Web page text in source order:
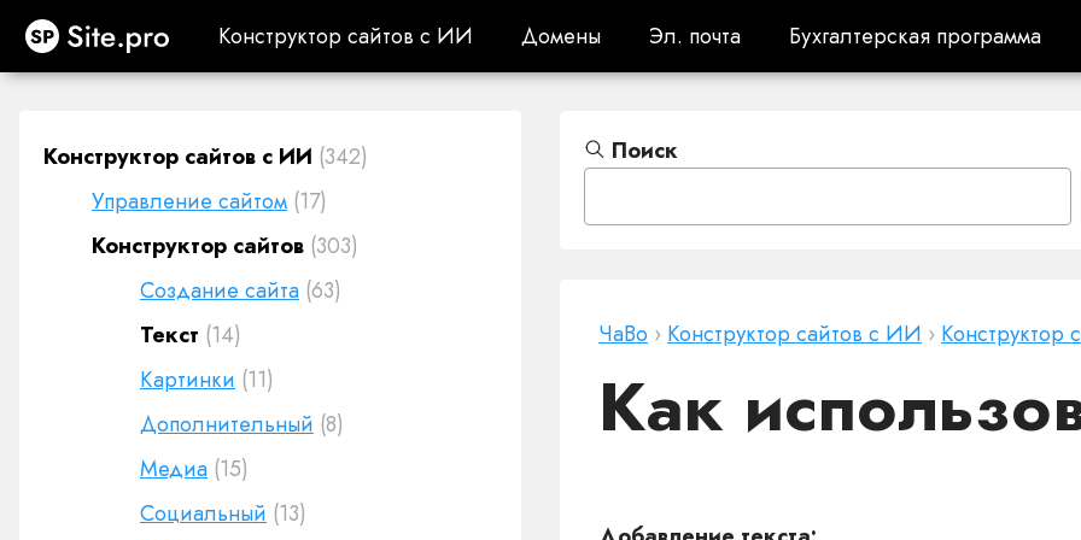
Site.pro Конструктор сайтов с ИИ
Конструктор сайтов с ИИ Домены
Домены Эл. почта
Эл. почта Бухгалтерская программа
Бухгалтерская программа
Конструктор сайтов с ИИ (342)
Управление сайтом (17)
Конструктор сайтов (303)
Создание сайта (63)
Текст (14)
Картинки (11)
Дополнительный (8)
Медиа (15)
Социальный (13)
Поиск
ЧаВо › Конструктор сайтов с ИИ › Конструктор
Как